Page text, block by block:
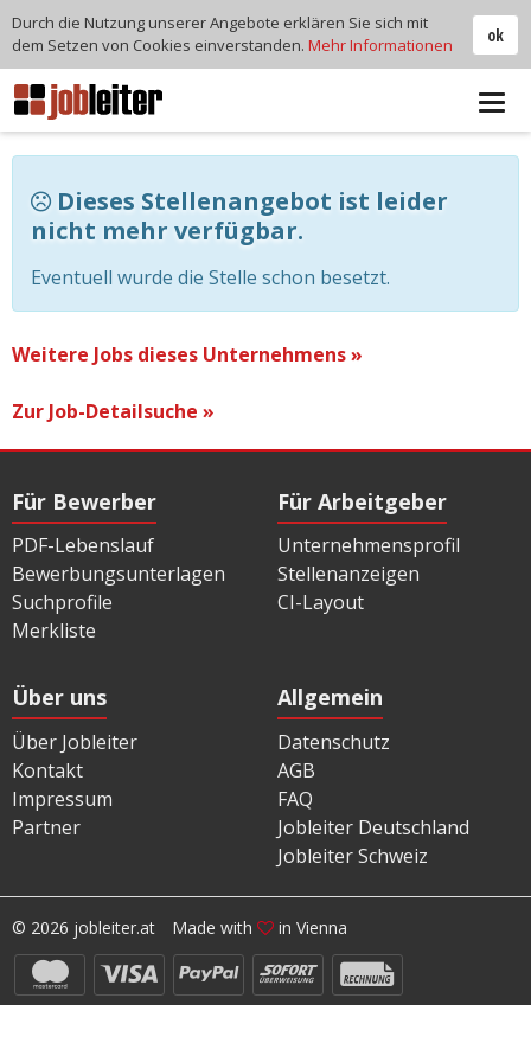
Dieses Stellenangebot ist leider
nicht mehr verfügbar.
Eventuell wurde die Stelle schon besetzt.
Weitere Jobs dieses Unternehmens »
Zur Job-Detailsuche »
Für Bewerber
PDF-Lebenslauf
Bewerbungsunterlagen
Suchprofile
Merkliste
Für Arbeitgeber
Unternehmensprofil
Stellenanzeigen
CI-Layout
Über uns
Über Jobleiter
Kontakt
Impressum
Partner
Allgemein
Datenschutz
AGB
FAQ
Jobleiter Deutschland
Jobleiter Schweiz
© 2026 jobleiter.at Made with in Vienna
ok
Durch die Nutzung unserer Angebote erklären Sie sich mit
dem Setzen von Cookies einverstanden. Mehr Informationen